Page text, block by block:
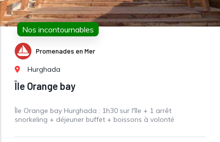
Nos incontournables
Promenades en Mer
Hurghada
Île Orange bay
Île Orange bay Hurghada : 1h30 sur l'île + 1 arrêt
snorkeling + déjeuner buffet + boissons à volonté